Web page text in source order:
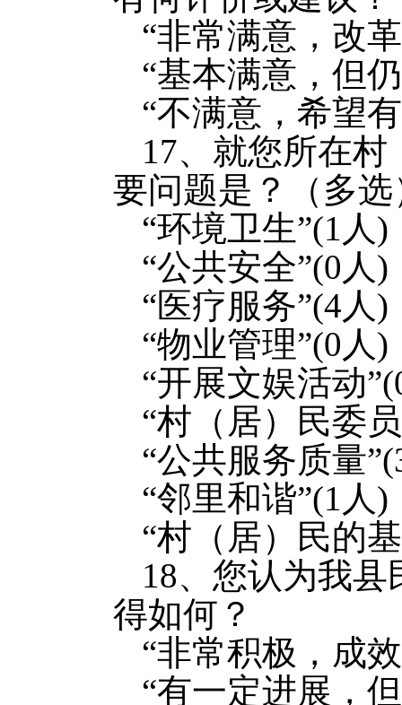
“非常满意，改
“基本满意，但
“不满意，希望
17、就您所在
要问题是？（多选
“环境卫生”(1人)
“公共安全”(0人)
“医疗服务”(4人)
“物业管理”(0人)
“开展文娱活动
“村（居）民委
“公共服务质量
“邻里和谐”(1人)
“村（居）民的
18、您认为我
得如何？
“非常积极，成
“有一定进展，